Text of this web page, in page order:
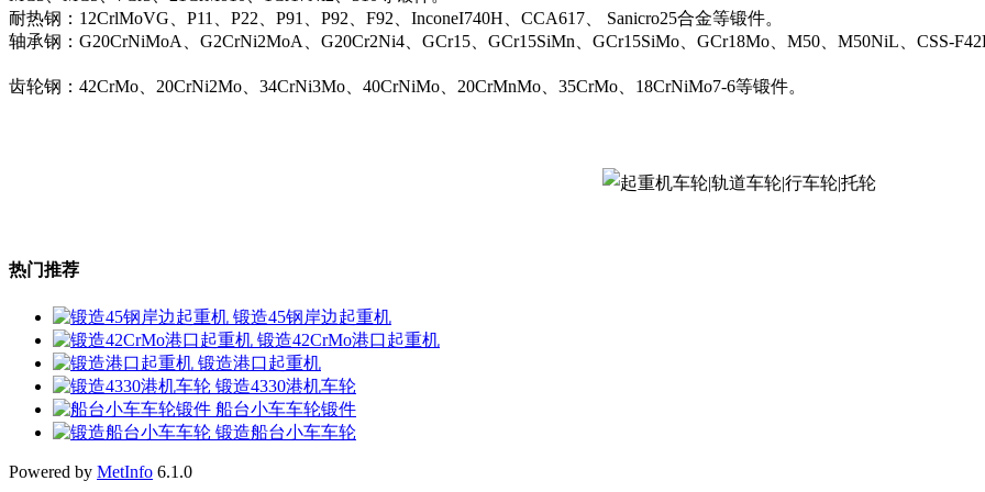
耐热钢：12CrlMoVG、P11、P22、P91、P92、F92、InconeI740H、CCA617、 Sanicro25合金等锻件。
轴承钢：G20CrNiMoA、G2CrNi2MoA、G20Cr2Ni4、GCr15、GCr15SiMn、GCr15SiMo、GCr18Mo、M50、M50NiL、CSS-
齿轮钢：42CrMo、20CrNi2Mo、34CrNi3Mo、40CrNiMo、20CrMnMo、35CrMo、18CrNiMo7-6等锻件。
热门推荐
锻造45钢岸边起重机
锻造42CrMo港口起重机
锻造港口起重机
锻造4330港机车轮
船台小车车轮锻件
锻造船台小车车轮
Powered by MetInfo 6.1.0